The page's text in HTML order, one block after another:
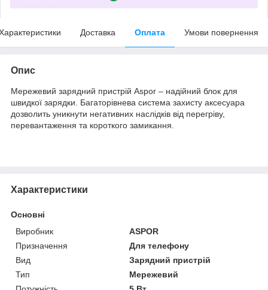
Доставка Оплата Умови повернення
Опис
Мережевий зарядний пристрій Aspor – надійний блок для
швидкої зарядки. Багаторівнева система захисту аксесуара
дозволить уникнути негативних наслідків від перегріву,
перевантаження та короткого замикання.
Характеристики
Основні
Виробник
ASPOR
Призначення
Для телефону
Вид
Зарядний пристрій
Тип
Мережевий